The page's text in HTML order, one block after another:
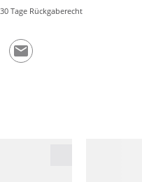
30 Tage Rückgaberecht